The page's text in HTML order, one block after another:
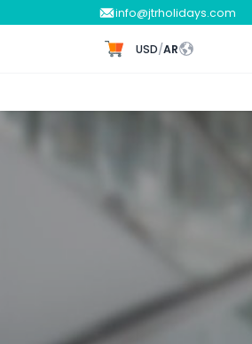
info@jtrholidays.com
AR
/
USD